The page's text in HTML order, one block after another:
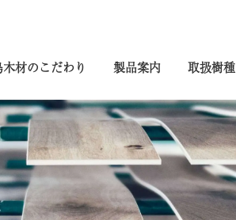
木材のこだわり 製品案内 取扱樹種